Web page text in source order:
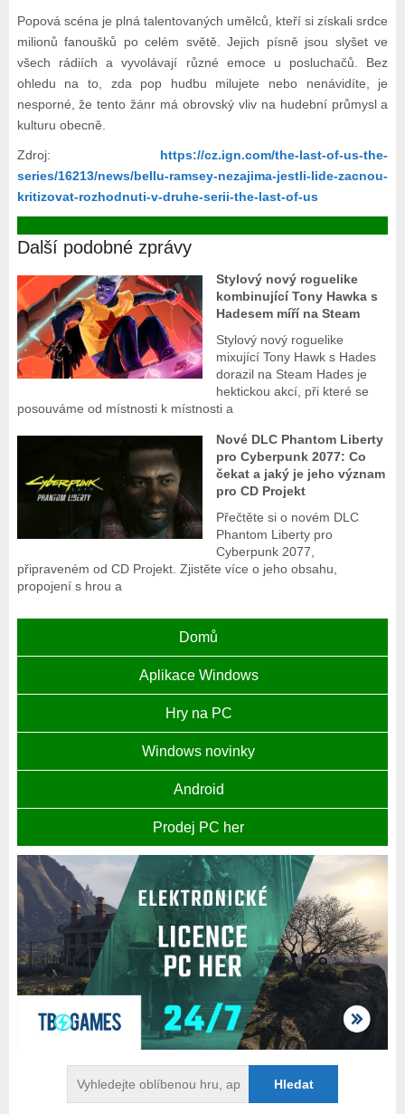
Popová scéna je plná talentovaných umělců, kteří si získali srdce
milionů fanoušků po celém světě. Jejich písně jsou slyšet ve
všech rádiích a vyvolávají různé emoce u posluchačů. Bez
ohledu na to, zda pop hudbu milujete nebo nenávidíte, je
nesporné, že tento žánr má obrovský vliv na hudební průmysl a
kulturu obecně.
Zdroj: https://cz.ign.com/the-last-of-us-the-
series/16213/news/bellu-ramsey-nezajima-jestli-lide-zacnou-
kritizovat-rozhodnuti-v-druhe-serii-the-last-of-us
Další podobné zprávy
Stylový nový roguelike
kombinující Tony Hawka s
Hadesem míří na Steam
Stylový nový roguelike
mixující Tony Hawk s Hades
dorazil na Steam Hades je
hektickou akcí, při které se
posouváme od místnosti k místnosti a
Nové DLC Phantom Liberty
pro Cyberpunk 2077: Co
čekat a jaký je jeho význam
pro CD Projekt
Přečtěte si o novém DLC
Phantom Liberty pro
Cyberpunk 2077,
připraveném od CD Projekt. Zjistěte více o jeho obsahu,
propojení s hrou a
Domů
Aplikace Windows
Hry na PC
Windows novinky
Android
Prodej PC her